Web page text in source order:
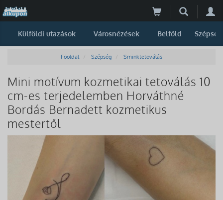
Külföldi utazások Városnézések Belföld Szépség
Főoldal Szépség Sminktetoválás
Mini motívum kozmetikai tetoválás 10
cm-es terjedelemben Horváthné
Bordás Bernadett kozmetikus
mestertől